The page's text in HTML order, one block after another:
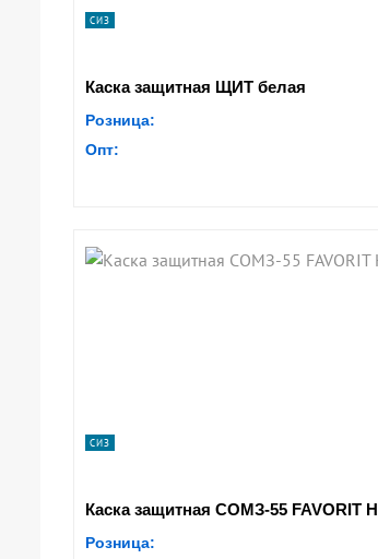
СИЗ
Каска защитная ЩИТ белая
Розница:
Опт:
СИЗ
Каска защитная СОМЗ-55 FAVORIT
Розница: